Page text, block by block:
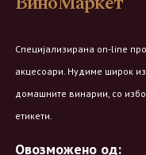
Специјализирана on-line
акцесоари. Нудиме широк
домашните винарии, со
етикети.
Овозможено од: